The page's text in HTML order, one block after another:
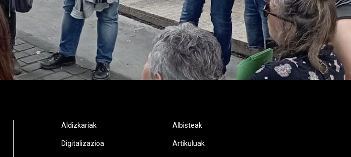
Aldizkariak
Digitalizazioa
Albisteak
Artikuluak